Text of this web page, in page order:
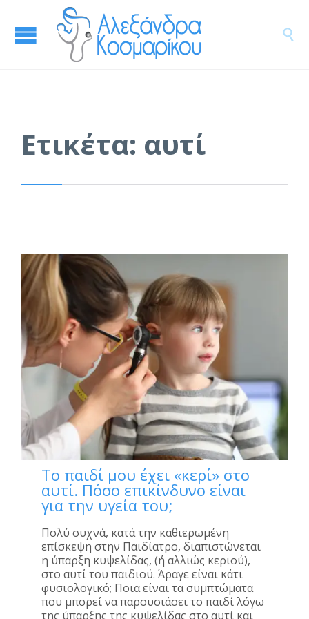

Ετικέτα: αυτί
Το παιδί μου έχει «κερί» στο
αυτί. Πόσο επικίνδυνο είναι
για την υγεία του;
Πολύ συχνά, κατά την καθιερωμένη
επίσκεψη στην Παιδίατρο, διαπιστώνεται
η ύπαρξη κυψελίδας, (ή αλλιώς κεριού),
στο αυτί του παιδιού. Άραγε είναι κάτι
φυσιολογικό; Ποια είναι τα συμπτώματα
που μπορεί να παρουσιάσει το παιδί λόγω
της ύπαρξης της κυψελίδας στο αυτί και